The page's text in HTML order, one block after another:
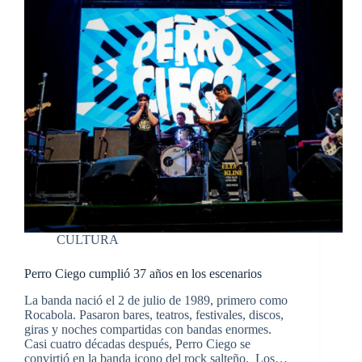
CULTURA
Perro Ciego cumplió 37 años en los escenarios
La banda nació el 2 de julio de 1989, primero como
Rocabola. Pasaron bares, teatros, festivales, discos,
giras y noches compartidas con bandas enormes.
Casi cuatro décadas después, Perro Ciego se
convirtió en la banda icono del rock salteño. Los…